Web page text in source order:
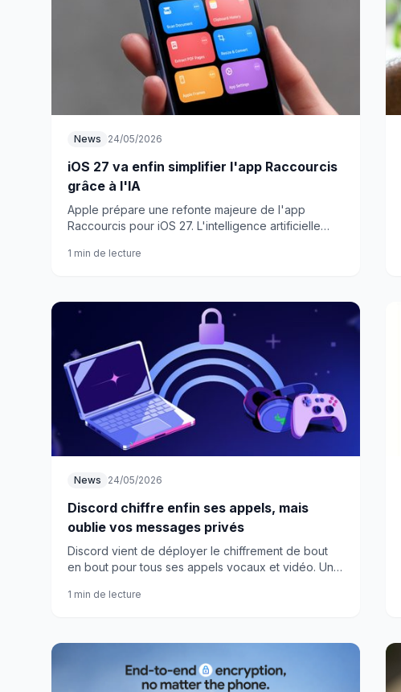
News 24/05/2026
iOS 27 va enfin simplifier l'app Raccourcis
grâce à l'IA
Apple prépare une refonte majeure de l'app
Raccourcis pour iOS 27. L'intelligence artificielle
complexes en langage naturel.
1 min de lecture
News 24/05/2026
Discord chiffre enfin ses appels, mais
oublie vos messages privés
Discord vient de déployer le chiffrement de bout
en bout pour tous ses appels vocaux et vidéo. Une
limitation majeure.
1 min de lecture